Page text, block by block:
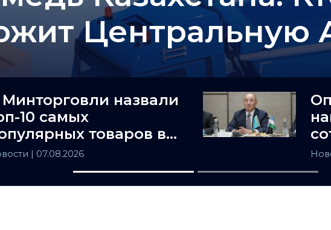
Центральную
Минторговли назвали
10 самых
товаров в
| 07.08.2026
и